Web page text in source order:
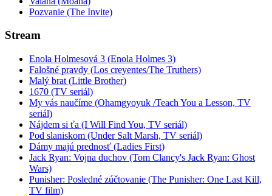
Pozvanie (The Invite)
Stream
Enola Holmesová 3 (Enola Holmes 3)
Falošné pravdy (Los creyentes/The Truthers)
Malý brat (Little Brother)
1670 (TV seriál)
My vás naučíme (Ohamgyoyuk /Teach You a Lesson, TV
seriál)
Nájdem si ťa (I Will Find You, TV seriál)
Pod slaniskom (Under Salt Marsh, TV seriál)
Dámy majú prednosť (Ladies First)
Jack Ryan: Vojna duchov (Tom Clancy's Jack Ryan: Ghost
Wars)
Punisher: Posledné zúčtovanie (The Punisher: One Last Kill,
TV film)